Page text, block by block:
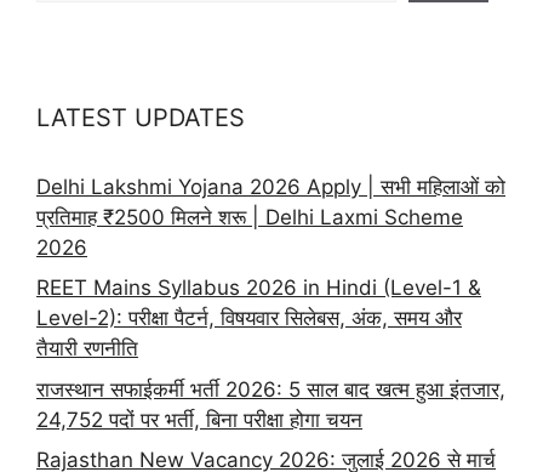
LATEST UPDATES
Delhi Lakshmi Yojana 2026 Apply | सभी महिलाओं को
प्रतिमाह ₹2500 मिलने शरू | Delhi Laxmi Scheme
2026
REET Mains Syllabus 2026 in Hindi (Level-1 &
Level-2): परीक्षा पैटर्न, विषयवार सिलेबस, अंक, समय और
तैयारी रणनीति
राजस्थान सफाईकर्मी भर्ती 2026: 5 साल बाद खत्म हुआ इंतजार,
24,752 पदों पर भर्ती, बिना परीक्षा होगा चयन
Rajasthan New Vacancy 2026: जुलाई 2026 से मार्च